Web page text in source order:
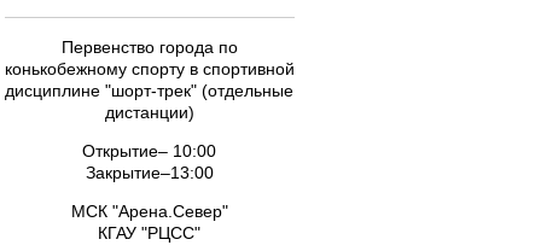
Первенство города по
конькобежному спорту в спортивной
дисциплине "шорт-трек" (отдельные
дистанции)
Открытие– 10:00
Закрытие–13:00
МСК "Арена.Север"
КГАУ "РЦСС"